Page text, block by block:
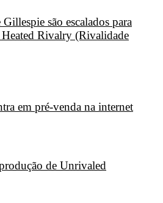
são escalados para
Heated Rivalry (Rivalidade
em pré-venda na internet
de Unrivaled